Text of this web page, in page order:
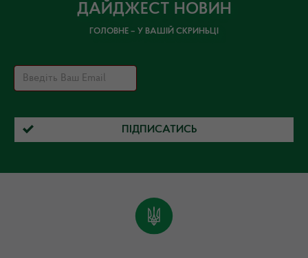
ДАЙДЖЕСТ НОВИН
ГОЛОВНЕ – У ВАШІЙ СКРИНЬЦІ
ПІДПИСАТИСЬ